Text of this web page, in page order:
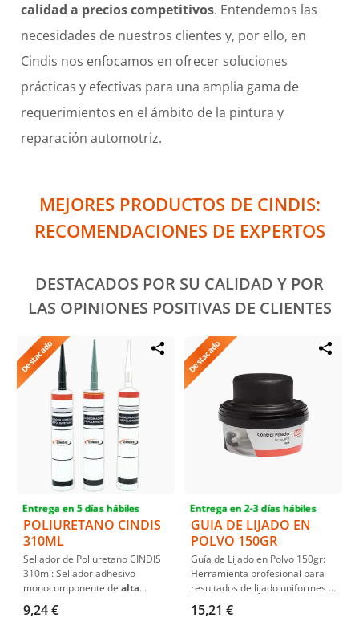
calidad a precios competitivos. Entendemos las
necesidades de nuestros clientes y, por ello, en
Cindis nos enfocamos en ofrecer soluciones
prácticas y efectivas para una amplia gama de
requerimientos en el ámbito de la pintura y
reparación automotriz.
MEJORES PRODUCTOS DE CINDIS:
RECOMENDACIONES DE EXPERTOS
DESTACADOS POR SU CALIDAD Y POR
LAS OPINIONES POSITIVAS DE CLIENTES
Destacado
Entrega en 5 días hábiles
POLIURETANO CINDIS
310ML
Sellador de Poliuretano CINDIS
310ml: Sellador adhesivo
monocomponente de alta
elasticidad y curado rápido
Ideal para aplicaciones en el
9,24 €
Destacado
Entrega en 2-3 días hábiles
GUIA DE LIJADO EN
POLVO 150GR
Guía de Lijado en Polvo 150gr:
Herramienta profesional para
resultados de lijado uniformes y
precisos. Diseñada para
optimizar los procesos de lijado
15,21 €